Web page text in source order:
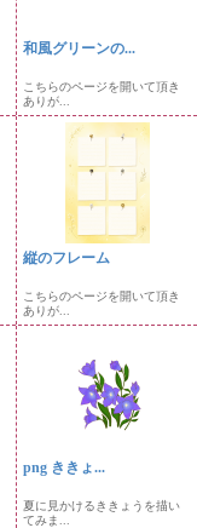
和風グリーンの...
こちらのページを開いて頂き
ありが...
縦のフレーム
こちらのページを開いて頂き
ありが...
png ききょ...
夏に見かけるききょうを描い
てみま...